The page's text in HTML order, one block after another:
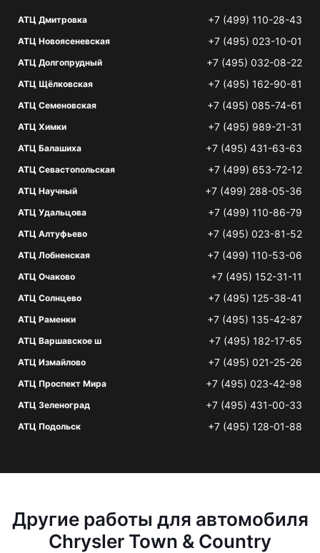
АТЦ Дмитровка +7 (499) 110-28-43
АТЦ Новоясеневская +7 (495) 023-10-01
АТЦ Долгопрудный +7 (495) 032-08-22
АТЦ Щёлковская +7 (495) 162-90-81
АТЦ Семеновская +7 (495) 085-74-61
АТЦ Химки +7 (495) 989-21-31
АТЦ Балашиха +7 (495) 431-63-63
АТЦ Севастопольская +7 (499) 653-72-12
АТЦ Научный +7 (499) 288-05-36
АТЦ Удальцова +7 (499) 110-86-79
АТЦ Алтуфьево +7 (495) 023-81-52
АТЦ Лобненская +7 (499) 110-53-06
АТЦ Очаково +7 (495) 152-31-11
АТЦ Солнцево +7 (495) 125-38-41
АТЦ Раменки +7 (495) 135-42-87
АТЦ Варшавское ш +7 (495) 182-17-65
АТЦ Измайлово +7 (495) 021-25-26
АТЦ Проспект Мира +7 (495) 023-42-98
АТЦ Зеленоград +7 (495) 431-00-33
АТЦ Подольск +7 (495) 128-01-88
Другие работы для автомобиля
Chrysler Town & Country